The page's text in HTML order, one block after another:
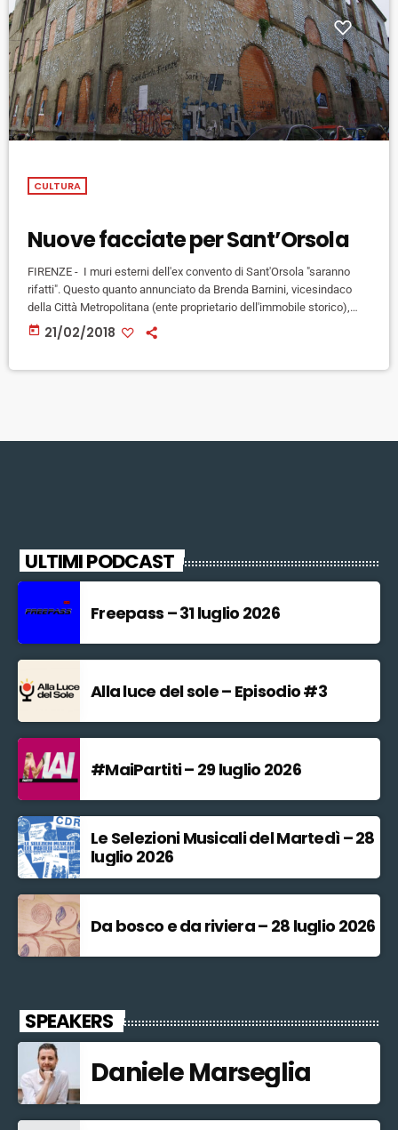
CULTURA
Nuove facciate per Sant’Orsola
FIRENZE - I muri esterni dell'ex convento di Sant'Orsola "saranno
rifatti". Questo quanto annunciato da Brenda Barnini, vicesindaco
della Città Metropolitana (ente proprietario dell'immobile storico),
oggi a margine dei lavori del Consiglio metropolitano. "Ci sono 9
milioni di euro - ha detto che verranno concentrati sulla
today 21/02/2018
ULTIMI PODCAST
Freepass – 31 luglio 2026
Alla luce del sole – Episodio #3
#MaiPartiti – 29 luglio 2026
Le Selezioni Musicali del Martedì – 28
luglio 2026
Da bosco e da riviera – 28 luglio 2026
SPEAKERS
Daniele Marseglia